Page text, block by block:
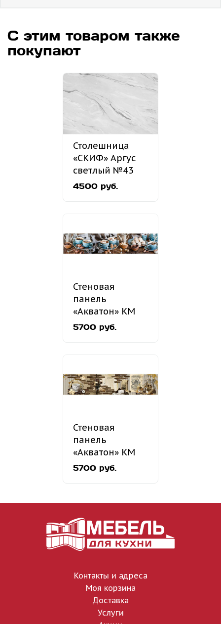
С этим товаром также
покупают
Столешница
«СКИФ» Аргус
светлый №43
4500 руб.
Стеновая
панель
«Акватон» КМ
192
5700 руб.
Стеновая
панель
«Акватон» КМ
03
5700 руб.
Контакты и адреса
Моя корзина
Доставка
Услуги